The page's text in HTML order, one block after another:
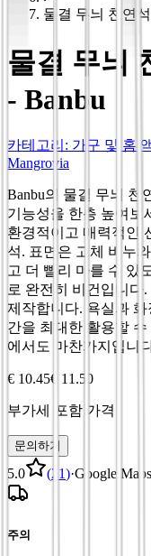
물결 무늬 천연
물결 무늬
- Banbu
카테고리 : 가구 및 홈
Mangrovia
Banbu의 물결 무늬 천
기능성을 한층 높여보
환경적이고 매력적인
석. 표면은 고체 비누
고 더 빨리 마를 수 있
로 완전히 비건입니다
제작합니다. 욕실과
간을 최대한 활용할
에서도 마찬가지입니
€ 10.45€ 11.50
부가세 포함 가격
문의하기
5.0 (21)·Google Maps
주의